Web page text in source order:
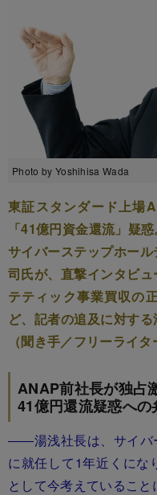
Photo by Yoshihisa Wada
東証スタンダード上場
「41億円資金還流」疑
サイバーステップホー
司氏が、直撃インタビ
テティック事業買収の
ど、記者の追及に対する
（聞き手／フリーライ
ANAP前社長が独占
41億円還流疑惑への
――湯浅社長は、サイバ
に就任して1年近くにな
として今考えていること